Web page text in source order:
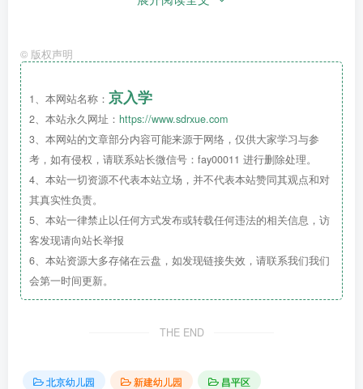
148831平方米（不含地下面积），建设内容为住
理部门核定。
四、投资估算及资金来源：总投资估算为545228
万元，所需资金全部由北京佰昌房地产开发有限公
司筹措解决。
五、本批复附《建设项目招标方案核准意见书》1
份，请项目单位据此依法开展招标工作。在建设项
目实施过程中，确有特殊情况需要变更招标方案
的，应当报市发展改革委重新核准。
六、本批复有效期2年。在有效期内未办理年度投
资计划或未取得延期批复的，逾期自动失效。
请据此办理有关手续。
© 版权声明
1、本网站名称： 京入学
2、本站永久网址： https://www.sdrxue.com
3、本网站的文章部分内容可能来源于网络，仅供大家学习与参
考，如有侵权，请联系站长微信号：fay00011 进行删除处理。
4、本站一切资源不代表本站立场，并不代表本站赞同其观点和对
其真实性负责。
5、本站一律禁止以任何方式发布或转载任何违法的相关信息，访
客发现请向站长举报
6、本站资源大多存储在云盘，如发现链接失效，请联系我们我们
会第一时间更新。
THE END
北京幼儿园 新建幼儿园 昌平区